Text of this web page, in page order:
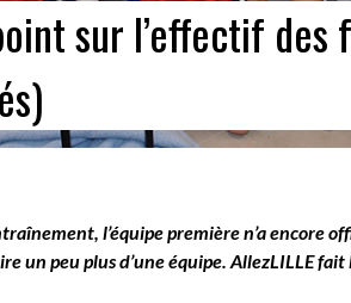
sur l’effectif des
l’équipe première n’a encore
un peu plus d’une équipe. AllezLILLE